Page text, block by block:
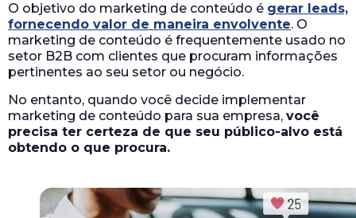
O objetivo do marketing de conteúdo é gerar leads,
fornecendo valor de maneira envolvente. O
marketing de conteúdo é frequentemente usado no
setor B2B com clientes que procuram informações
pertinentes ao seu setor ou negócio.
No entanto, quando você decide implementar
marketing de conteúdo para sua empresa, você
precisa ter certeza de que seu público-alvo está
obtendo o que procura.